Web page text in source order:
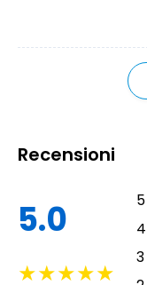
Recensioni
5.0
★★★★★
5
4
3